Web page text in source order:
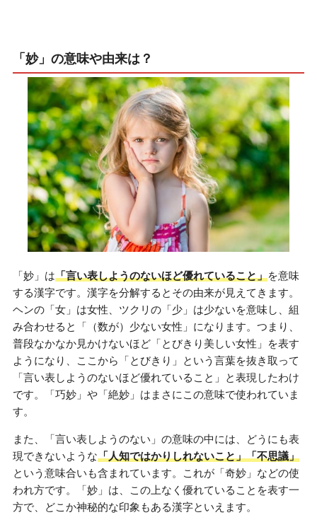
「妙」の意味や由来は？
「妙」は「言い表しようのないほど優れていること」を意味
する漢字です。漢字を分解するとその由来が見えてきます。
ヘンの「女」は女性、ツクリの「少」は少ないを意味し、組
み合わせると「（数が）少ない女性」になります。つまり、
普段なかなか見かけないほど「とびきり美しい女性」を表す
ようになり、ここから「とびきり」という言葉を抜き取って
「言い表しようのないほど優れていること」と表現したわけ
です。「巧妙」や「絶妙」はまさにこの意味で使われていま
す。
また、「言い表しようのない」の意味の中には、どうにも表
現できないような「人知ではかりしれないこと」「不思議」
という意味合いも含まれています。これが「奇妙」などの使
われ方です。「妙」は、この上なく優れていることを表す一
方で、どこか神秘的な印象もある漢字といえます。